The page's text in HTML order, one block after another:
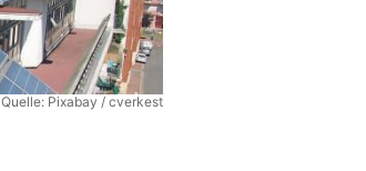
Quelle: Pixabay / cverkest